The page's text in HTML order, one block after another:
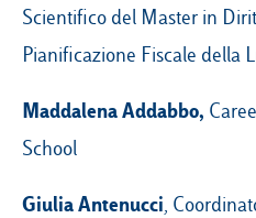
Scientifico del Master in
Pianificazione Fiscale della
Maddalena Addabbo,
School
Giulia Antenucci,